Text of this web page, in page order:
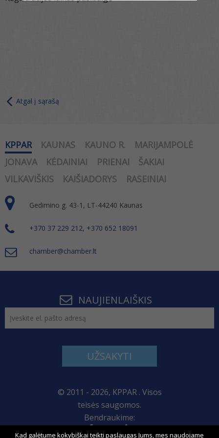
Atgal į sąrašą
KPPAR KAUNAS KAUNO R.
MARIJAMPOLĖ
JONAVA
KĖDAINIAI PRIENAI
ŠAKIAI
VILKAVIŠKIS
KAIŠIADORYS RASEINIAI
Gedimino g. 43-1, LT-44240 Kaunas
+370 37 229 212, +370 652 18091
chamber@chamber.lt
NAUJIENLAIŠKIS
UŽSAKYTI
© 2011 - 2026, KPPAR . Visos
teisės saugomos.
Bendraukime:
Kad galėtume kokybiškai teikti paslaugas Jums, mes naudojame